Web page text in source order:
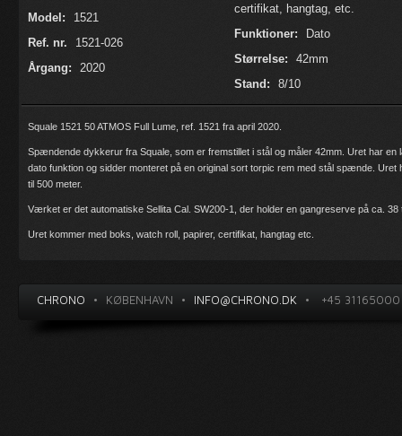
Model:
1521
Ref. nr.
1521-026
Årgang:
2020
certifikat, hangtag, etc.
Funktioner:
Dato
Størrelse:
42mm
Stand:
8/10
Squale 1521 50 ATMOS Full Lume, ref. 1521 fra april 2020.
Spændende dykkerur fra Squale, som er fremstillet i stål og måler 42mm. Uret har
dato funktion og sidder monteret på en original sort torpic rem med stål spænde.
til 500 meter.
Værket er det automatiske Sellita Cal. SW200-1, der holder en gangreserve på ca. 38
Uret kommer med boks, watch roll, papirer, certifikat, hangtag etc.
CHRONO • KØBENHAVN • INFO@CHRONO.DK • +45 31165000